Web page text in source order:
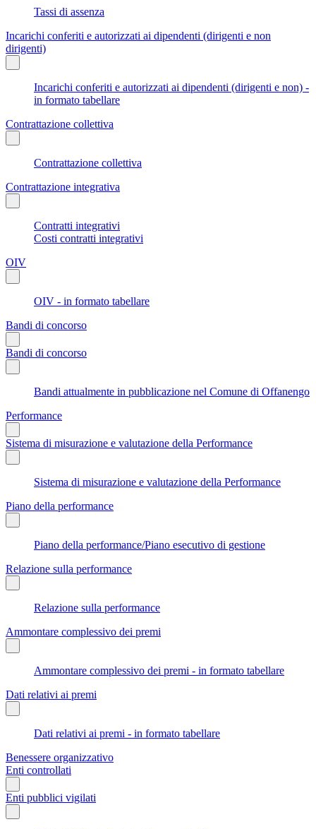
Tassi di assenza
Incarichi conferiti e autorizzati ai dipendenti (dirigenti e non
dirigenti)
Incarichi conferiti e autorizzati ai dipendenti (dirigenti e non) -
in formato tabellare
Contrattazione collettiva
Contrattazione collettiva
Contrattazione integrativa
Contratti integrativi
Costi contratti integrativi
OIV
OIV - in formato tabellare
Bandi di concorso
Bandi di concorso
Bandi attualmente in pubblicazione nel Comune di Offanengo
Performance
Sistema di misurazione e valutazione della Performance
Sistema di misurazione e valutazione della Performance
Piano della performance
Piano della performance/Piano esecutivo di gestione
Relazione sulla performance
Relazione sulla performance
Ammontare complessivo dei premi
Ammontare complessivo dei premi - in formato tabellare
Dati relativi ai premi
Dati relativi ai premi - in formato tabellare
Benessere organizzativo
Enti controllati
Enti pubblici vigilati